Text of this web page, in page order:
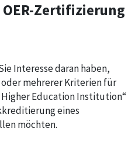
Zertifizierung
Interesse daran haben,
mehrerer Kriterien für
Education Institution“
eines
möchten.